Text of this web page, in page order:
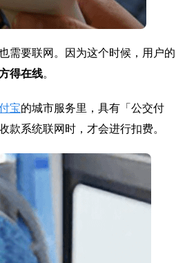
需要联网。因为这个时候，用户的
得在线。
宝的城市服务里，具有「公交付
款系统联网时，才会进行扣费。